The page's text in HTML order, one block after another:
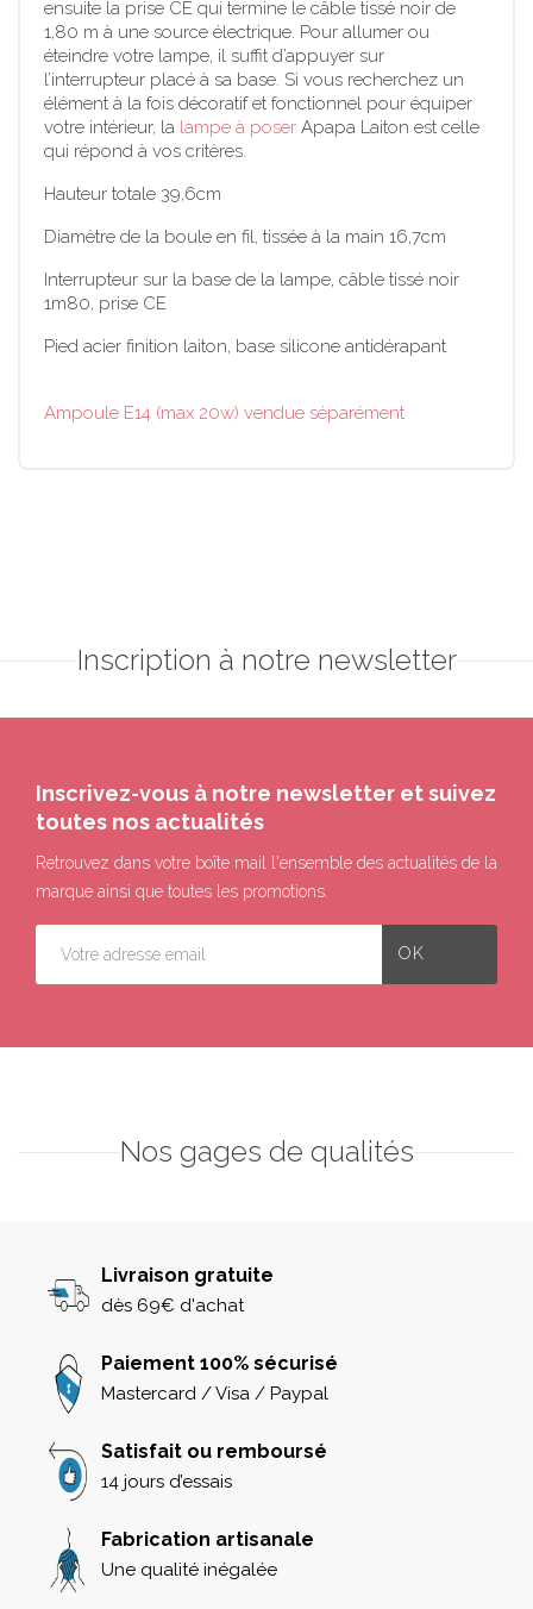
ensuite la prise CE qui termine le câble tissé noir de
1,80 m à une source électrique. Pour allumer ou
éteindre votre lampe, il suffit d’appuyer sur
l’interrupteur placé à sa base. Si vous recherchez un
élément à la fois décoratif et fonctionnel pour équiper
votre intérieur, la lampe à poser Apapa Laiton est celle
qui répond à vos critères.
Hauteur totale 39,6cm
Diamètre de la boule en fil, tissée à la main 16,7cm
Interrupteur sur la base de la lampe, câble tissé noir
1m80, prise CE
Pied acier finition laiton, base silicone antidérapant
Ampoule E14 (max 20w) vendue séparément
Inscription à notre newsletter
Inscrivez-vous à notre newsletter et suivez
toutes nos actualités
Retrouvez dans votre boîte mail l'ensemble des actualités de la
marque ainsi que toutes les promotions.
Nos gages de qualités
Livraison gratuite
dès 69€ d'achat
Paiement 100% sécurisé
Mastercard / Visa / Paypal
Satisfait ou remboursé
14 jours d’essais
Fabrication artisanale
Une qualité inégalée